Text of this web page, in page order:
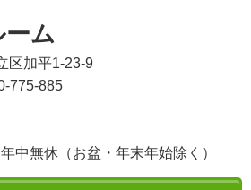
ム
区加平1-23-9
775-885
中無休（お盆・年末年始除く）